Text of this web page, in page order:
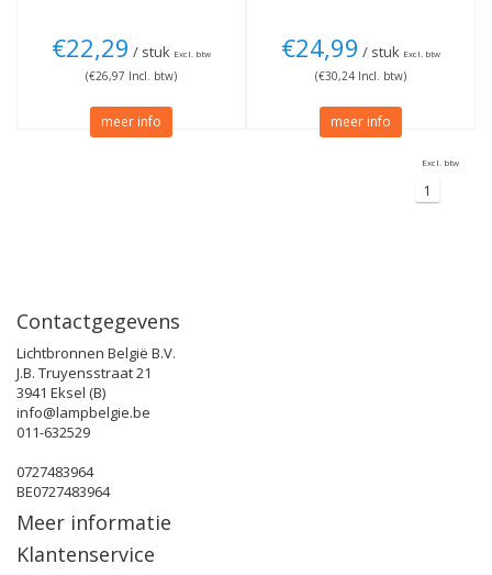
€22,29 / stuk Excl. btw
(€26,97 Incl. btw)
meer info
€24,99 / stuk Excl. btw
(€30,24 Incl. btw)
meer info
Excl. btw
1
Contactgegevens
Lichtbronnen België B.V.
J.B. Truyensstraat 21
3941 Eksel (B)
info@lampbelgie.be
011-632529
0727483964
BE0727483964
Meer informatie
Klantenservice